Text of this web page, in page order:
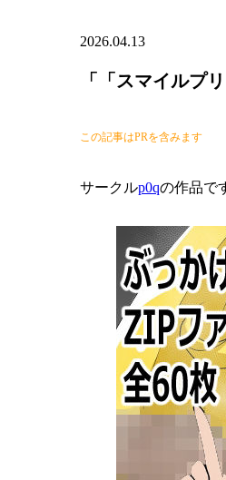
2026.04.13
「「スマイルプ
この記事はPRを含みます
サークルp0qの作品で